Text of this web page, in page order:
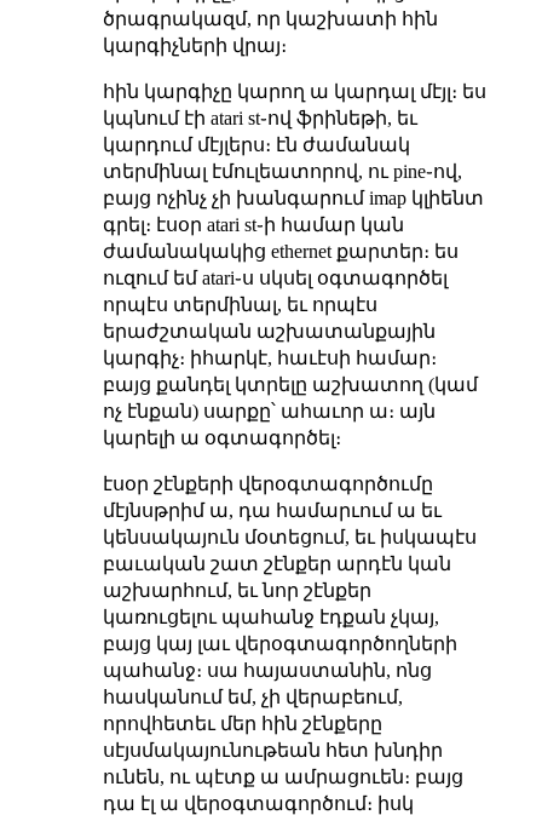
ծրագրակազմ, որ կաշխատի հին
կարգիչների վրայ։
հին կարգիչը կարող ա կարդալ մէյլ։ ես
կպնում էի atari st֊ով ֆրինեթի, եւ
կարդում մէյլերս։ էն ժամանակ
տերմինալ էմուլեատորով, ու pine֊ով,
բայց ոչինչ չի խանգարում imap կլիենտ
գրել։ էսօր atari st֊ի համար կան
ժամանակակից ethernet քարտեր։ ես
ուզում եմ atari֊ս սկսել օգտագործել
որպէս տերմինալ, եւ որպէս
երաժշտական աշխատանքային
կարգիչ։ իհարկէ, հաւէսի համար։
բայց քանդել կտրելը աշխատող (կամ
ոչ էնքան) սարքը՝ ահաւոր ա։ այն
կարելի ա օգտագործել։
էսօր շէնքերի վերօգտագործումը
մէյնսթրիմ ա, դա համարւում ա եւ
կենսակայուն մօտեցում, եւ իսկապէս
բաւական շատ շէնքեր արդէն կան
աշխարհում, եւ նոր շէնքեր
կառուցելու պահանջ էդքան չկայ,
բայց կայ լաւ վերօգտագործողների
պահանջ։ սա հայաստանին, ոնց
հասկանում եմ, չի վերաբեում,
որովհետեւ մեր հին շէնքերը
սէյսմակայունութեան հետ խնդիր
ունեն, ու պէտք ա ամրացուեն։ բայց
դա էլ ա վերօգտագործում։ իսկ